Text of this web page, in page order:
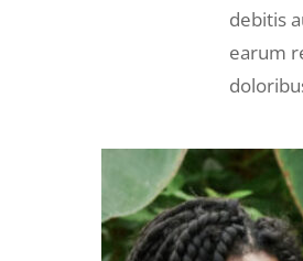
debitis
earum